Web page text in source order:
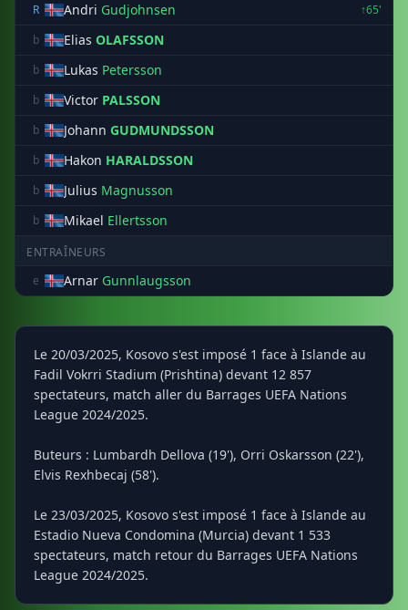
R
Andri Gudjohnsen
↑65'
b
Elias OLAFSSON
b Lukas Petersson
b Victor PALSSON
b Johann GUDMUNDSSON
b Hakon HARALDSSON
b Julius Magnusson
b Mikael Ellertsson
ENTRAÎNEURS
e
Arnar Gunnlaugsson
Le 20/03/2025, Kosovo s'est imposé 1 face à Islande au
Fadil Vokrri Stadium (Prishtina) devant 12 857
spectateurs, match aller du Barrages UEFA Nations
League 2024/2025.
Buteurs : Lumbardh Dellova (19'), Orri Oskarsson (22'),
Elvis Rexhbecaj (58').
Le 23/03/2025, Kosovo s'est imposé 1 face à Islande au
Estadio Nueva Condomina (Murcia) devant 1 533
spectateurs, match retour du Barrages UEFA Nations
League 2024/2025.